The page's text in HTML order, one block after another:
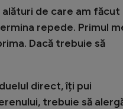
de care am făcut
repede. Primul
Dacă trebuie să
direct, îți pui
trebuie să